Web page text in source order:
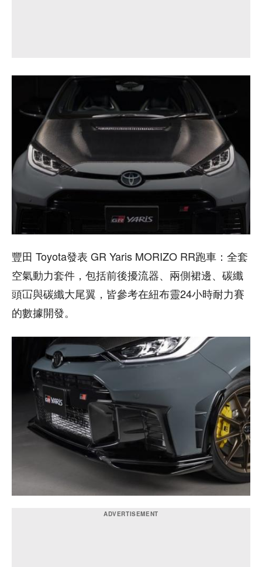
豐田 Toyota發表 GR Yaris MORIZO RR跑車：全套
空氣動力套件，包括前後擾流器、兩側裙邊、碳纖
頭冚與碳纖大尾翼，皆參考在紐布靈24小時耐力賽
的數據開發。